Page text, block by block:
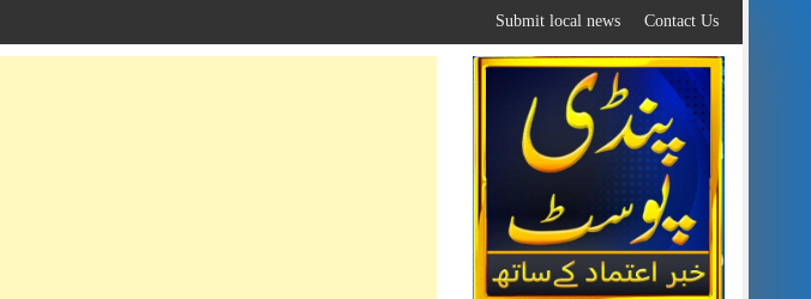
to
content
Contact Us
Submit local news